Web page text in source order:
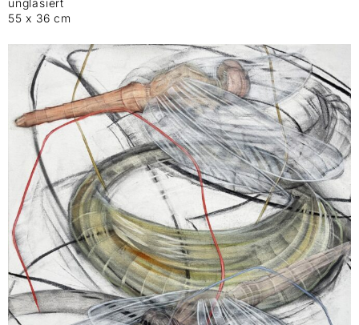
unglasiert
55 x 36 cm